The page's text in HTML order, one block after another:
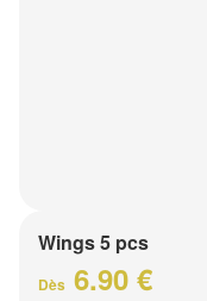
Wings 5 pcs
Dès 6.90 €